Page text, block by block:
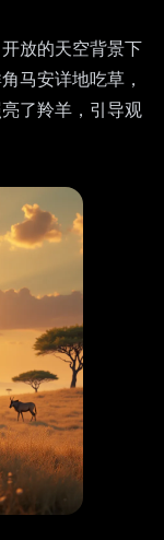
放的天空背景下
马安详地吃草，
了羚羊，引导观